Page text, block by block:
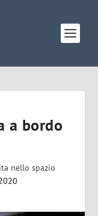
a bordo
nello spazio